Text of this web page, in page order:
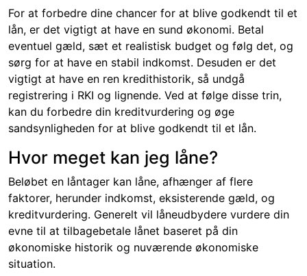
For at forbedre dine chancer for at blive godkendt til et
lån, er det vigtigt at have en sund økonomi. Betal
eventuel gæld, sæt et realistisk budget og følg det, og
sørg for at have en stabil indkomst. Desuden er det
vigtigt at have en ren kredithistorik, så undgå
registrering i RKI og lignende. Ved at følge disse trin,
kan du forbedre din kreditvurdering og øge
sandsynligheden for at blive godkendt til et lån.
Hvor meget kan jeg låne?
Beløbet en låntager kan låne, afhænger af flere
faktorer, herunder indkomst, eksisterende gæld, og
kreditvurdering. Generelt vil låneudbydere vurdere din
evne til at tilbagebetale lånet baseret på din
økonomiske historik og nuværende økonomiske
situation.